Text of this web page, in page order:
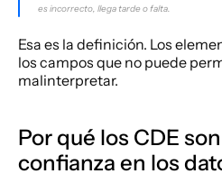
es incorrecto, llega tarde o falta.
Esa es la definición. Los
los campos que no puede
malinterpretar.
Por qué los CDE
confianza en los